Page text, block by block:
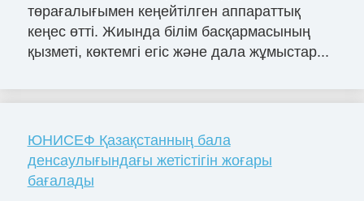
төрағалығымен кеңейтілген аппараттық
кеңес өтті. Жиында білім басқармасының
қызметі, көктемгі егіс және дала жұмыстар...
ЮНИСЕФ Қазақстанның бала
денсаулығындағы жетістігін жоғары
бағалады